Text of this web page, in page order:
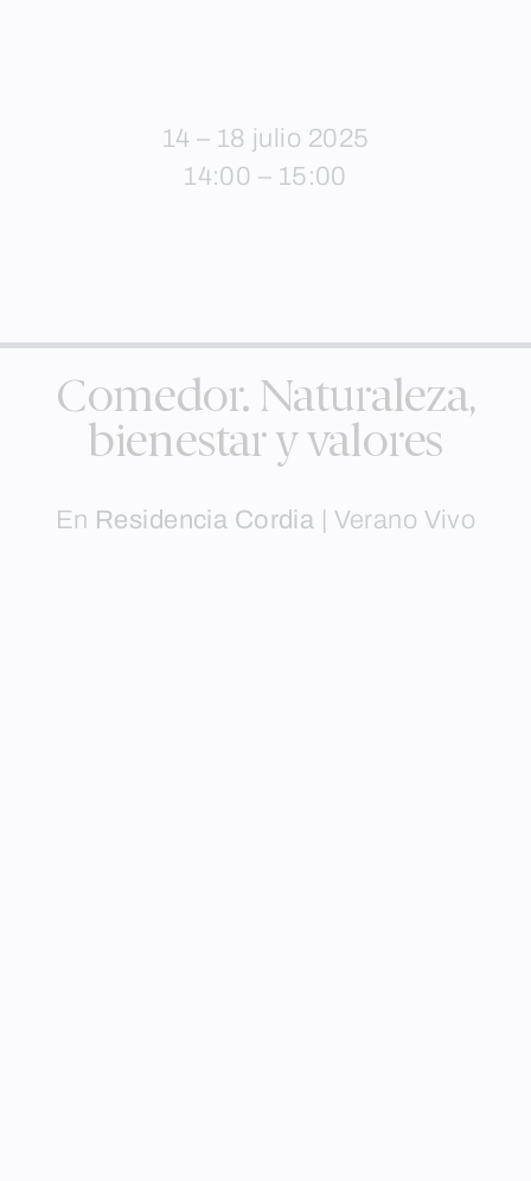
14 – 18 julio 2025
14:00 – 15:00
Comedor. Naturaleza,
bienestar y valores
En Residencia Cordia Verano Vivo